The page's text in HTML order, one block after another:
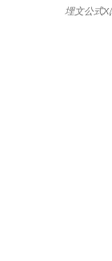
埋文公式X